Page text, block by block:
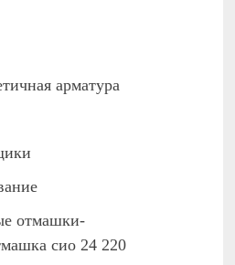
арматура
отмашки-
сио 24 220